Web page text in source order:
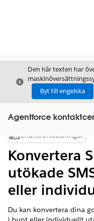
Stäng
Den här texten har
Byt till engelska
Agentforce
Visa
Innehållsförteckningar
Konvertera
utökade
eller
Du kan konvertera dina